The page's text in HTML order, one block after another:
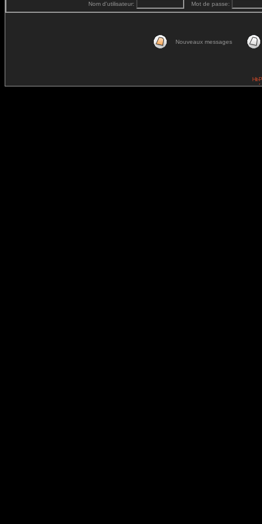
Nom d'utilisateur: Mot de passe:
Nouveaux messages